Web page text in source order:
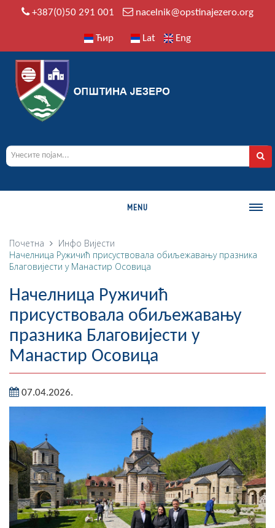
+387(0)50 291 001 nacelnik@opstinajezero.org
Ћир Lat Eng
MENU
О ОПШТИНИ
Историја
Географија
Насељена мјеста
Занимљивости
Фотогалерија
НАЧЕЛНИК
Замјеник начелника
Извјештај о раду начелника
СКУПШТИНА
Почетна Инфо Вијести
Начелница Ружичић присуствовала обиљежавању празника
Благовијести у Манастир Осовица
Начелница Ружичић
присуствовала обиљежавању
празника Благовијести у
Манастир Осовица
07.04.2026.